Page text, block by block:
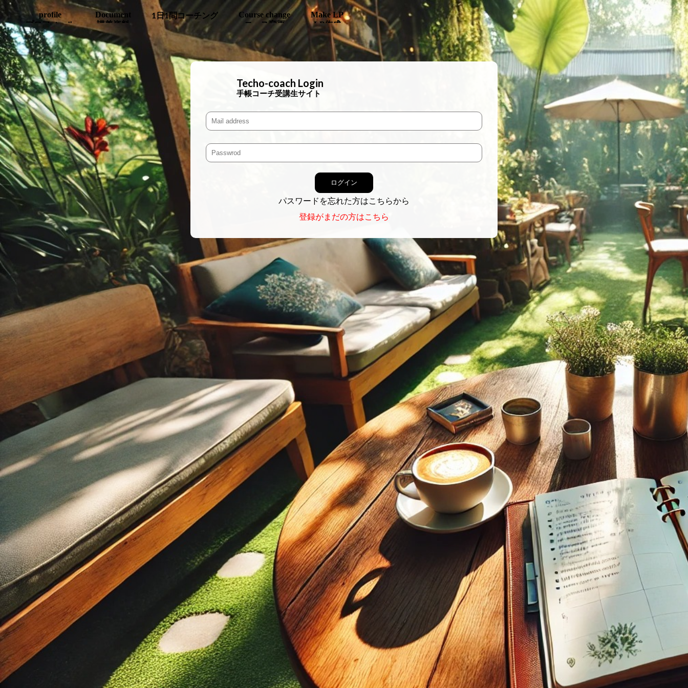
profile
プロフィール
Document
講義資料
1日1問コーチング
Course change
コース変更
Make LP
LP作成
Techo-coach Login
手帳コーチ受講生サイト
ログイン
パスワードを忘れた方はこちらから
登録がまだの方はこちら